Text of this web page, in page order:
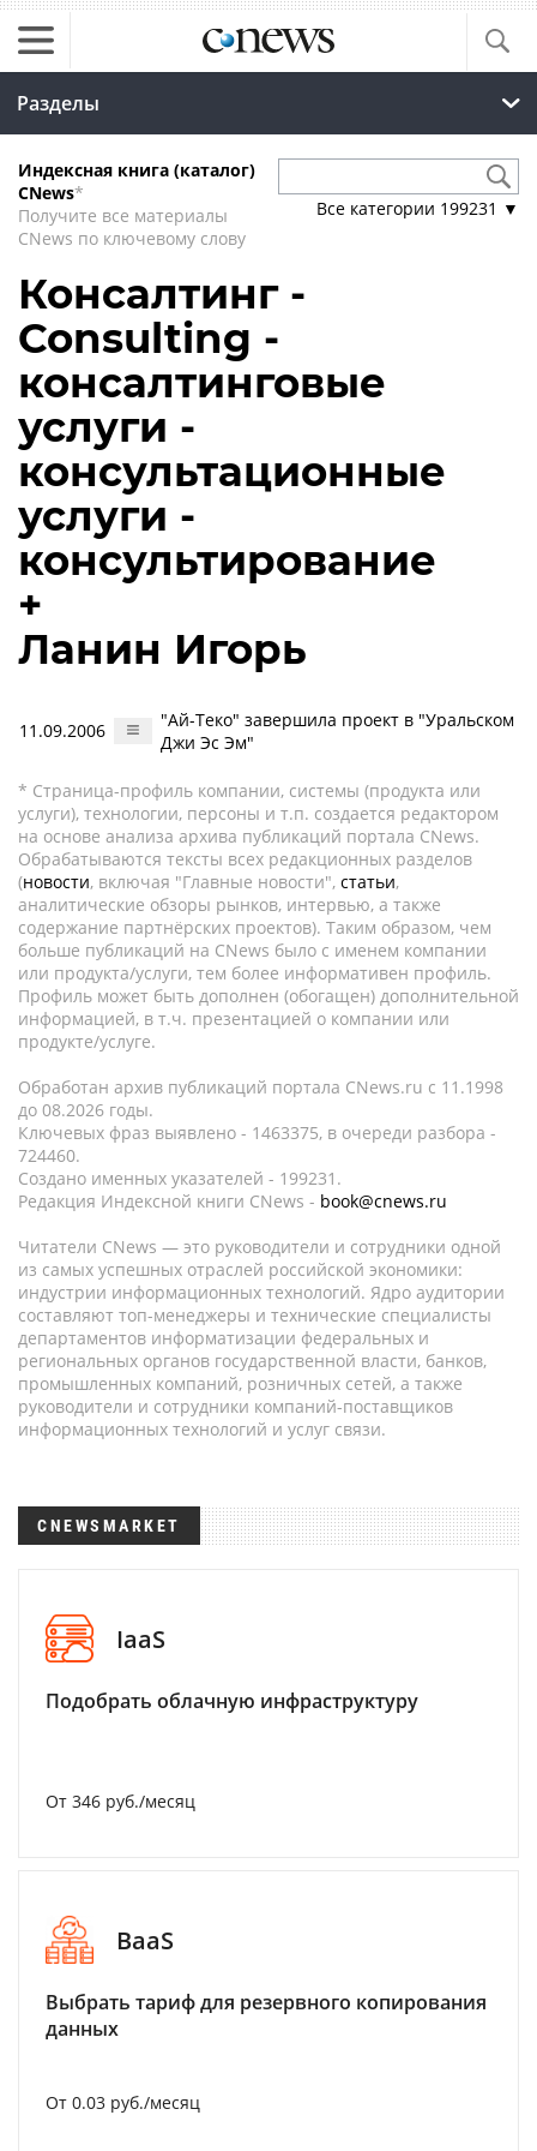
Разделы
Индексная книга (каталог)
CNews*
Получите все материалы
CNews по ключевому слову
Все категории 199231 ▼
Консалтинг -
Consulting -
консалтинговые
услуги -
консультационные
услуги -
консультирование
+
Ланин Игорь
11.09.2006
"Ай-Теко" завершила проект в "Уральском
Джи Эс Эм"
* Страница-профиль компании, системы (продукта или
услуги), технологии, персоны и т.п. создается редактором
на основе анализа архива публикаций портала CNews.
Обрабатываются тексты всех редакционных разделов
(новости, включая "Главные новости", статьи,
аналитические обзоры рынков, интервью, а также
содержание партнёрских проектов). Таким образом, чем
больше публикаций на CNews было с именем компании
или продукта/услуги, тем более информативен профиль.
Профиль может быть дополнен (обогащен) дополнительной
информацией, в т.ч. презентацией о компании или
продукте/услуге.
Обработан архив публикаций портала CNews.ru c 11.1998
до 08.2026 годы.
Ключевых фраз выявлено - 1463375, в очереди разбора -
724460.
Создано именных указателей - 199231.
Редакция Индексной книги CNews - book@cnews.ru
Читатели CNews — это руководители и сотрудники одной
из самых успешных отраслей российской экономики:
индустрии информационных технологий. Ядро аудитории
составляют топ-менеджеры и технические специалисты
департаментов информатизации федеральных и
региональных органов государственной власти, банков,
промышленных компаний, розничных сетей, а также
руководители и сотрудники компаний-поставщиков
информационных технологий и услуг связи.
CNEWSMARKET
IaaS
Подобрать облачную инфраструктуру
От 346 руб./месяц
BaaS
Выбрать тариф для резервного копирования
данных
От 0.03 руб./месяц